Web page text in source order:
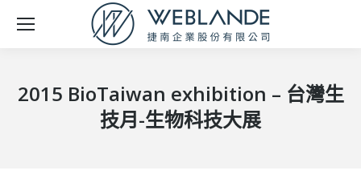
2015 BioTaiwan exhibition – 台灣生
技月-生物科技大展